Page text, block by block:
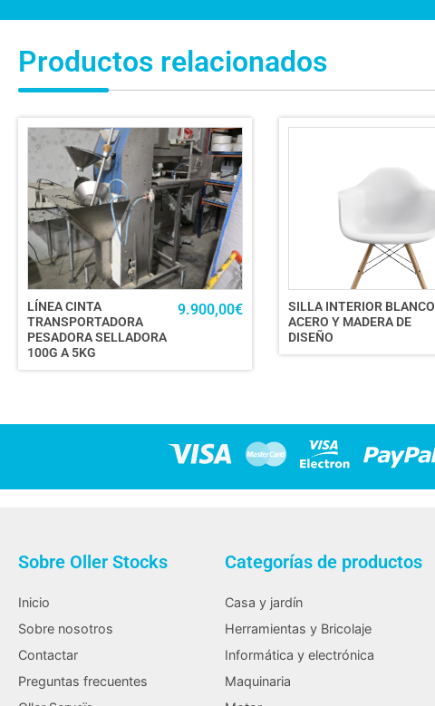
Productos relacionados
LÍNEA CINTA
TRANSPORTADORA
PESADORA SELLADORA
100G A 5KG
9.900,00€
SILLA INTERIOR BLANCO
ACERO Y MADERA DE
DISEÑO
Sobre Oller Stocks
Inicio
Sobre nosotros
Contactar
Preguntas frecuentes
Categorías de productos
Casa y jardín
Herramientas y Bricolaje
Informática y electrónica
Maquinaria